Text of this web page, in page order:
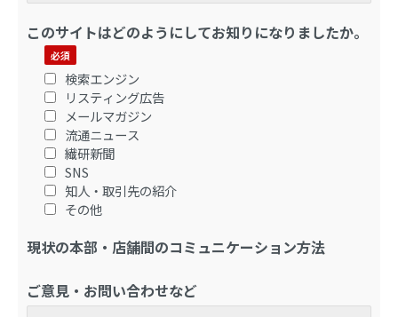
このサイトはどのようにしてお知りになりましたか。
検索エンジン
リスティング広告
メールマガジン
流通ニュース
繊研新聞
SNS
知人・取引先の紹介
その他
現状の本部・店舗間のコミュニケーション方法
ご意見・お問い合わせなど